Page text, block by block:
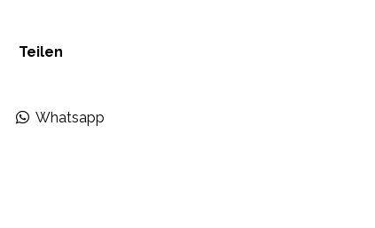
Teilen
Whatsapp